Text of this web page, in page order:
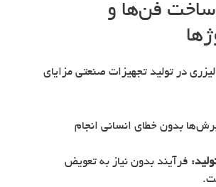
ساخت فن‌ها و
در تولید تجهیزات صنعتی مزایای
بدون خطای انسانی انجام
فرآیند بدون نیاز به تعویض